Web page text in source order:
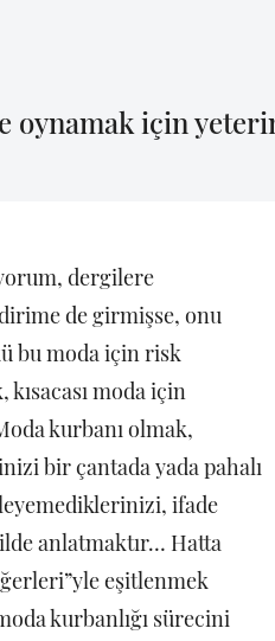
oynamak için
dergilere
de girmişse, onu
bu moda için risk
moda için
kurbanı olmak,
bir çantada yada pahalı
ifade
anlatmaktır… Hatta
eşitlenmek
kurbanlığı sürecini